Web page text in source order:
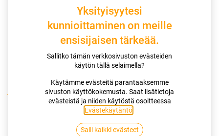
Kauppa 140/70-18 67H DUNLOP ARROWMAX GT601
140/70-18 67H DUNLOP
Yksityisyytesi
kunnioittaminen on meille
ensisijaisen tärkeää.
Sallitko tämän verkkosivuston evästeiden
käytön tällä selaimella?
Käytämme evästeitä parantaaksemme
sivuston käyttökokemusta. Saat lisätietoja
evästeistä ja niiden käytöstä osoitteessa
Evästekäytäntö
Salli kaikki evästeet